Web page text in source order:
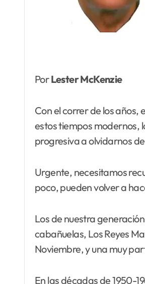
PorLester McKenzie
Con el correr de los años,
estos tiempos modernos,
progresiva a olvidarnos
Urgente, necesitamos
poco, pueden volver a
Los de nuestra
cabañuelas, Los Reyes
Noviembre, y una muy
En las décadas de 1950-